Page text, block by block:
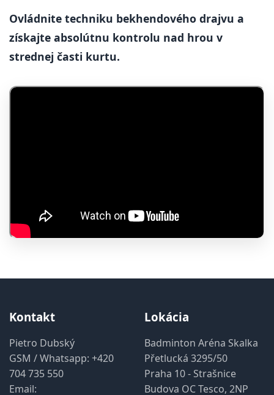
Ovládnite techniku bekhendového drajvu a
získajte absolútnu kontrolu nad hrou v
strednej časti kurtu.
Kontakt
Pietro Dubský
GSM / Whatsapp: +420
704 735 550
Email:
Lokácia
Badminton Aréna Skalka
Přetlucká 3295/50
Praha 10 - Strašnice
Budova OC Tesco, 2NP